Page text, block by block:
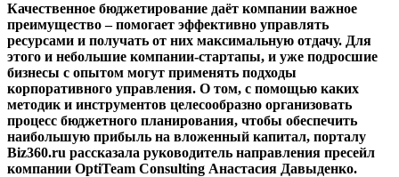
Качественное бюджетирование даёт компании важное
преимущество–помогает эффективно управлять
ресурсами и получать от них максимальную отдачу. Для
этого и небольшие компании-стартапы, и уже подросшие
бизнесы с опытом могут применять подходы
корпоративного управления. О том, с помощью каких
методик и инструментов целесообразно организовать
процесс бюджетного планирования, чтобы обеспечить
наибольшую прибыль на вложенный капитал, порталу
Biz360.ru рассказала руководитель направления пресейл
компании OptiTeam Consulting Анастасия Давыденко.